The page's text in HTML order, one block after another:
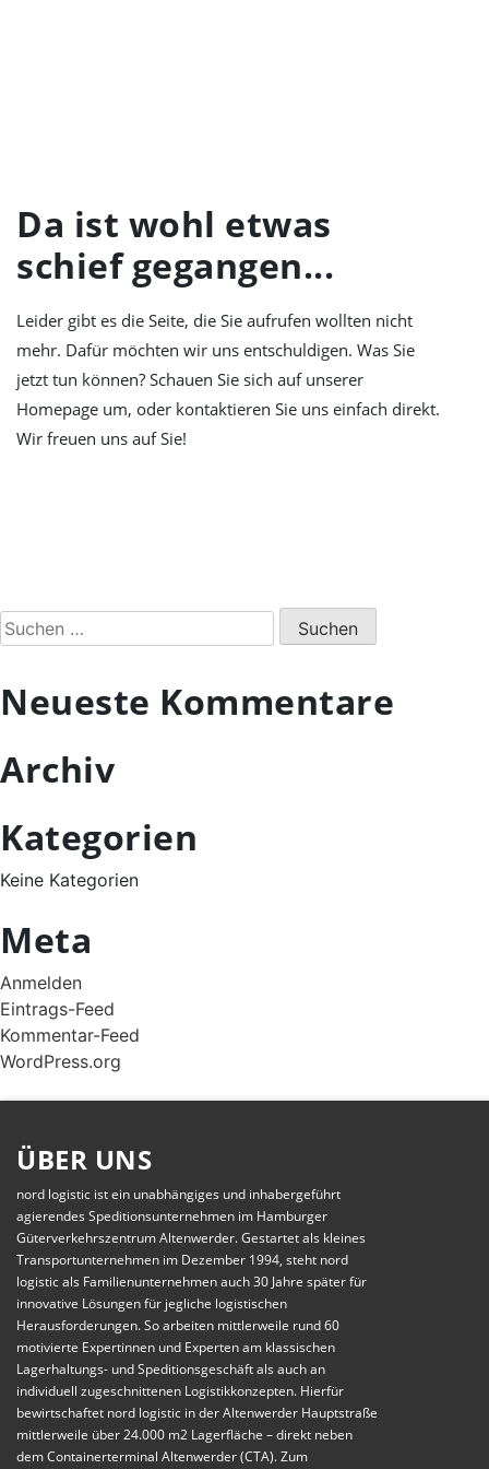
Da ist wohl etwas
schief gegangen...
Leider gibt es die Seite, die Sie aufrufen wollten nicht
mehr. Dafür möchten wir uns entschuldigen. Was Sie
jetzt tun können? Schauen Sie sich auf unserer
Homepage um, oder kontaktieren Sie uns einfach direkt.
Wir freuen uns auf Sie!
Suchen
nach:
Neueste Kommentare
Archiv
Kategorien
Keine Kategorien
Meta
Anmelden
Eintrags-Feed
Kommentar-Feed
WordPress.org
ÜBER UNS
nord logistic ist ein unabhängiges und inhabergeführt
agierendes Speditionsunternehmen im Hamburger
Güterverkehrszentrum Altenwerder. Gestartet als kleines
Transportunternehmen im Dezember 1994, steht nord
logistic als Familienunternehmen auch 30 Jahre später für
innovative Lösungen für jegliche logistischen
Herausforderungen. So arbeiten mittlerweile rund 60
motivierte Expertinnen und Experten am klassischen
Lagerhaltungs- und Speditionsgeschäft als auch an
individuell zugeschnittenen Logistikkonzepten. Hierfür
bewirtschaftet nord logistic in der Altenwerder Hauptstraße
mittlerweile über 24.000 m2 Lagerfläche – direkt neben
dem Containerterminal Altenwerder (CTA). Zum